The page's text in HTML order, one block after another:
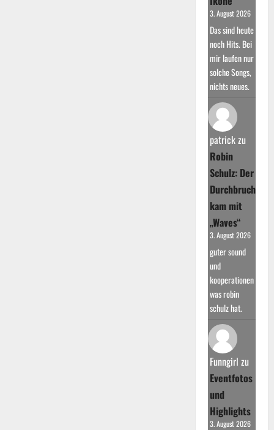
3. August 2026
Das sind heute
noch Hits. Bei
mir laufen nur
solche Songs,
nichts neues.
patrickzu
Robin
Schulz: Der
Durchbruch
kam mit
„Waves“
3. August 2026
guter sound
und
kooperationen
was robin
schulz hat.
Funngirl zu
Eventfotos
und
Highlights
3. August 2026